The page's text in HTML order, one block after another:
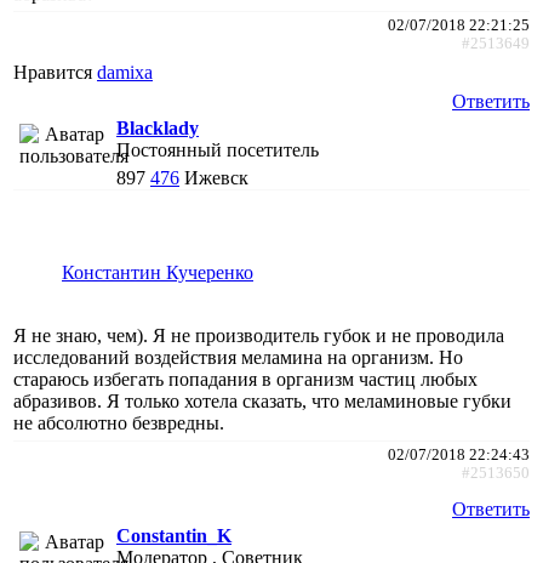
02/07/2018 22:21:25
#2513649
Нравится damixa
Ответить
Blacklady
Постоянный посетитель
897 476 Ижевск
Константин Кучеренко
Я не знаю, чем). Я не производитель губок и не проводила
исследований воздействия меламина на организм. Но
стараюсь избегать попадания в организм частиц любых
абразивов. Я только хотела сказать, что меламиновые губки
не абсолютно безвредны.
02/07/2018 22:24:43
#2513650
Ответить
Constantin_K
Модератор , Советник